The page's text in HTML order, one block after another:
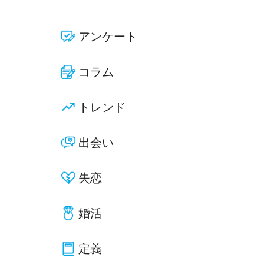
アンケート
コラム
トレンド
出会い
失恋
婚活
定義